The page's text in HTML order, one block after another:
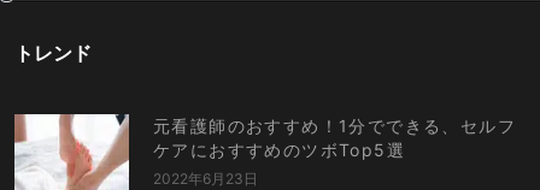
トレンド
元看護師のおすすめ！1分でできる、セルフ
ケアにおすすめのツボTop5選
2022年6月23日